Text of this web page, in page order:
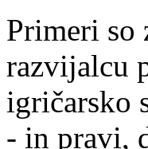
Primeri so
razvijalcu
igričarsko
- in pravi,